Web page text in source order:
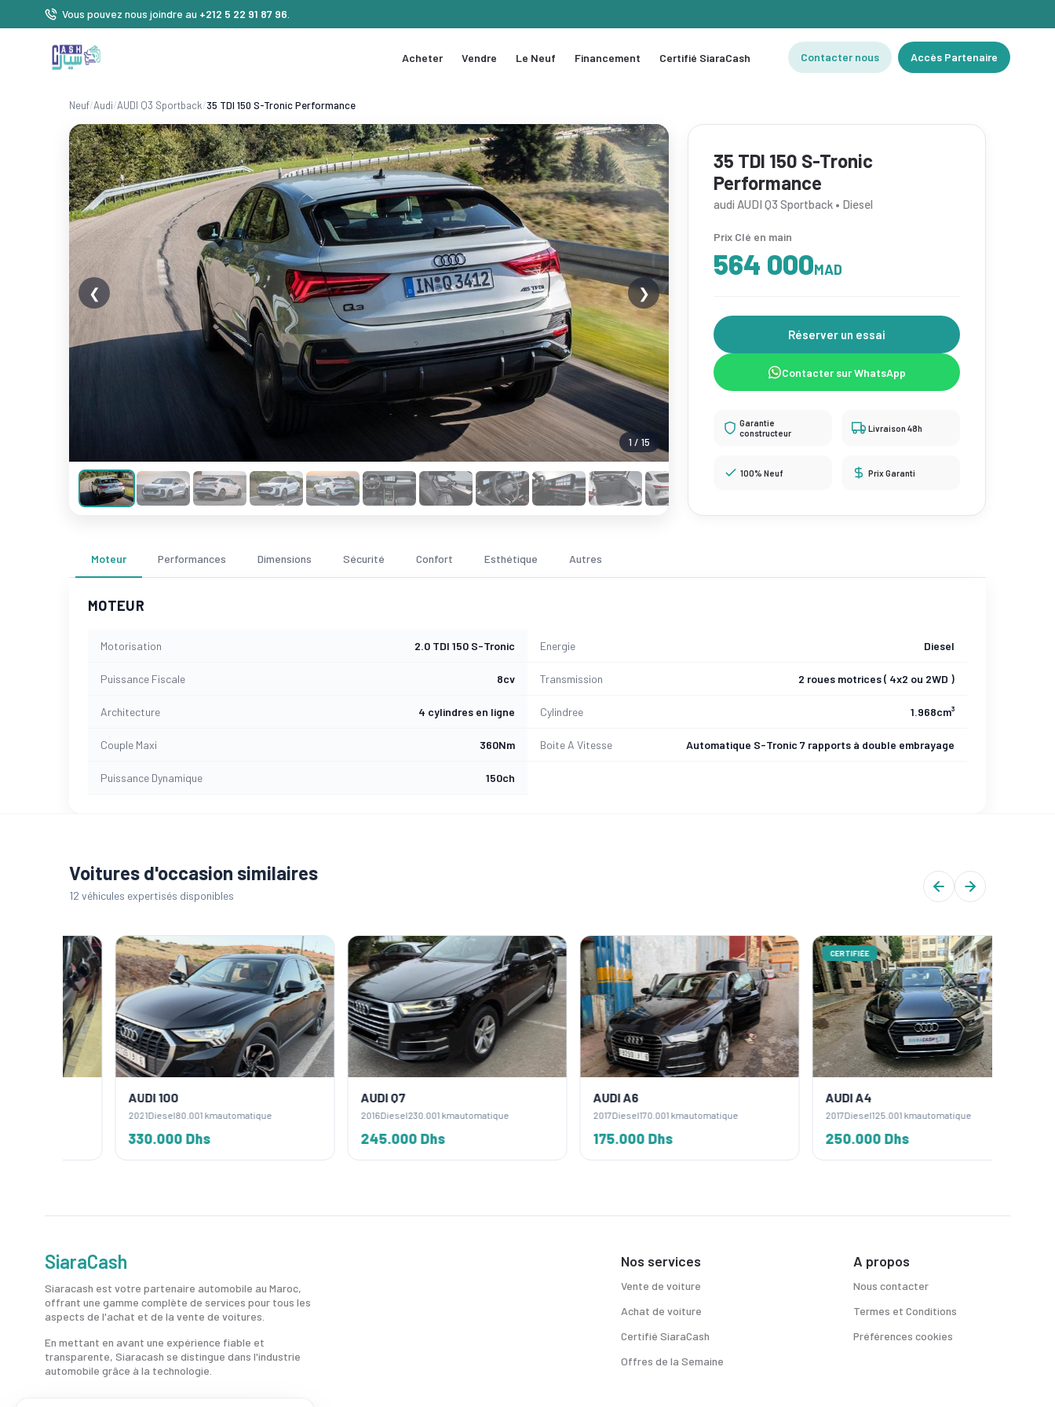
Vous pouvez nous joindre au +212 5 22 91 87 96
Acheter Vendre Le Neuf Financement Certifié SiaraCash Contacter nous Accès Partenaire
Neuf/Audi/AUDI Q3 Sportback/35 TDI 150 S-Tronic Performance
1 / 15
❮ ❯
35 TDI 150 S-Tronic
Performance
audi AUDI Q3 Sportback • Diesel
Prix Clé en main
564 000MAD
Réserver un essai
Contacter sur WhatsApp
Garantie
constructeur
Livraison 48h
100% Neuf Prix Garanti
Moteur Performances Dimensions Sécurité Confort Esthétique Autres
MOTEUR
Motorisation 2.0 TDI 150 S-Tronic Energie Diesel
Puissance Fiscale 8cv Transmission 2 roues motrices ( 4x2 ou 2WD )
Architecture 4 cylindres en ligne Cylindree 1.968cm³
Couple Maxi 360Nm Boite A Vitesse Automatique S-Tronic 7 rapports à double embrayage
Puissance Dynamique 150ch
Voitures d'occasion similaires
12 véhicules expertisés disponibles
AUDI 100
Diesel80.001 kmautomatique
330.000 Dhs
Diesel230.001 kmautomatique
245.000 Dhs
170.001 kmautomatique
175.000 Dhs
CERTIFIÉE
125.001 kmautomatique
250.000 Dhs
SiaraCash
Siaracash est votre partenaire automobile au Maroc,
offrant une gamme complète de services pour tous les
aspects de l'achat et de la vente de voitures.
En mettant en avant une expérience fiable et
transparente, Siaracash se distingue dans l'industrie
automobile grâce à la technologie.
Nos services
Vente de voiture
Achat de voiture
Certifié SiaraCash
Offres de la Semaine
A propos
Nous contacter
Termes et Conditions
Préférences cookies